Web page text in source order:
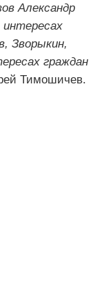
Александр
Зворыкин,
граждан
Тимошичев.